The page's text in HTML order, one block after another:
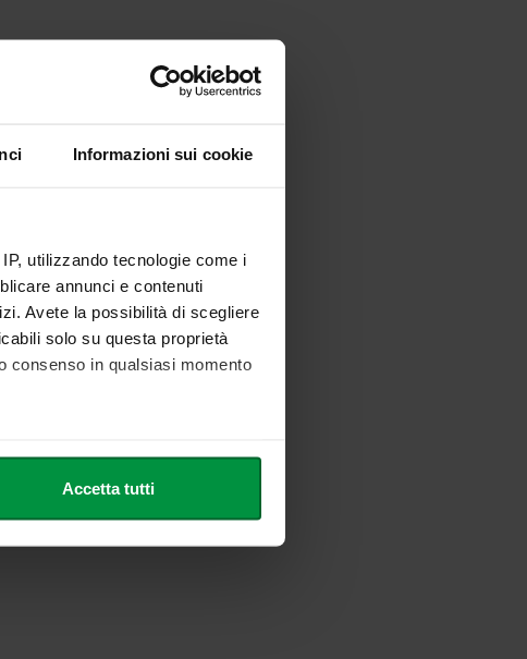
Informazioni sui cookie
utilizzando tecnologie come i
annunci e contenuti
Avete la possibilità di scegliere
solo su questa proprietà
consenso in qualsiasi momento
specifiche (impronte digitali).
Accetta tutti